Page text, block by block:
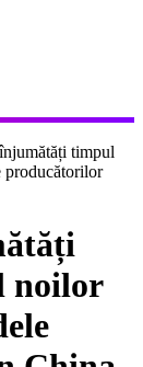
timpul
producătorilor
noilor